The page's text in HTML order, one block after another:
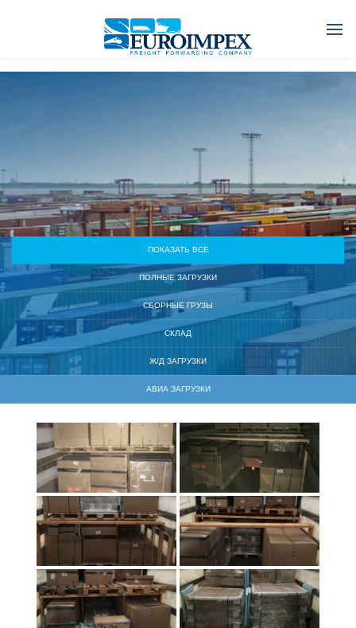
ПОКАЗАТЬ ВСЕ
ПОЛНЫЕ ЗАГРУЗКИ
СБОРНЫЕ ГРУЗЫ
СКЛАД
Ж/Д ЗАГРУЗКИ
АВИА ЗАГРУЗКИ